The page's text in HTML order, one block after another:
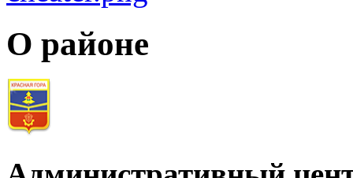
О районе